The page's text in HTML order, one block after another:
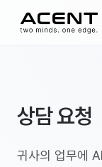
ACENT
상담 요청
귀사의 업무에